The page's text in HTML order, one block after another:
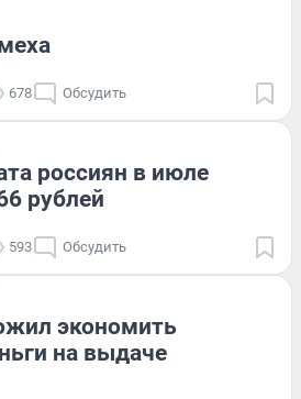
678 Обсудить
россиян в июле
рублей
593 Обсудить
экономить
на выдаче